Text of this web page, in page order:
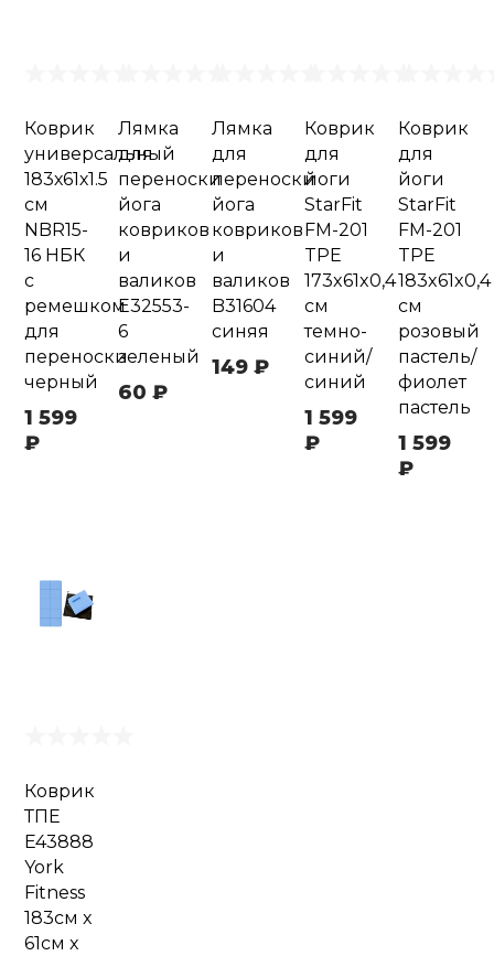
Коврик
универсальный
183х61х1.5
см
NBR15-
16 НБК
с
ремешком
для
переноски
черный
1 599
₽
Лямка
для
переноски
йога
ковриков
и
валиков
E32553-
6
зеленый
60 ₽
Лямка
для
переноски
йога
ковриков
и
валиков
B31604
синяя
149 ₽
Коврик
для
йоги
StarFit
FM-201
TPE
173x61x0,4
см
темно-
синий/
синий
1 599
₽
Коврик
для
йоги
StarFit
FM-201
TPE
183x61x0,4
см
розовый
пастель/
фиолет
пастель
1 599
₽
Коврик
ТПЕ
E43888
York
Fitness
183см x
61см x